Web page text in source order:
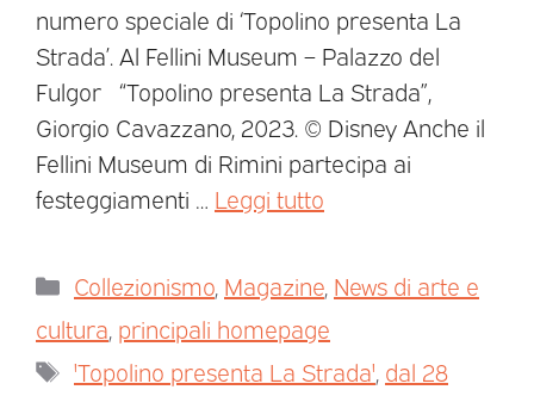
numero speciale di ‘Topolino presenta La
Strada’. Al Fellini Museum – Palazzo del
Fulgor “Topolino presenta La Strada”,
Giorgio Cavazzano, 2023. © Disney Anche il
Fellini Museum di Rimini partecipa ai
festeggiamenti … Leggi tutto
Collezionismo Magazine News di arte e
cultura principali homepage
'Topolino presenta La Strada' dal 28